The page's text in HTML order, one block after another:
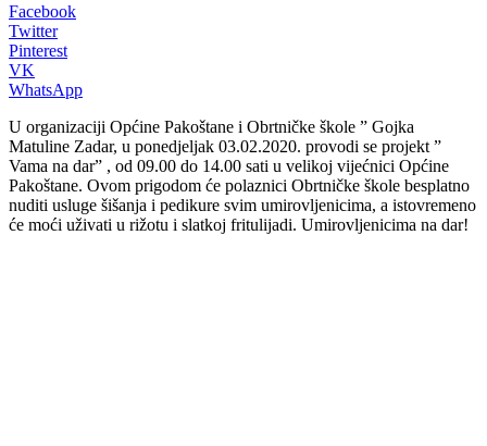
Facebook
Twitter
Pinterest
VK
WhatsApp
U organizaciji Općine Pakoštane i Obrtničke škole ” Gojka
Matuline Zadar, u ponedjeljak 03.02.2020. provodi se projekt ”
Vama na dar” , od 09.00 do 14.00 sati u velikoj vijećnici Općine
Pakoštane. Ovom prigodom će polaznici Obrtničke škole besplatno
nuditi usluge šišanja i pedikure svim umirovljenicima, a istovremeno
će moći uživati u rižotu i slatkoj fritulijadi. Umirovljenicima na dar!